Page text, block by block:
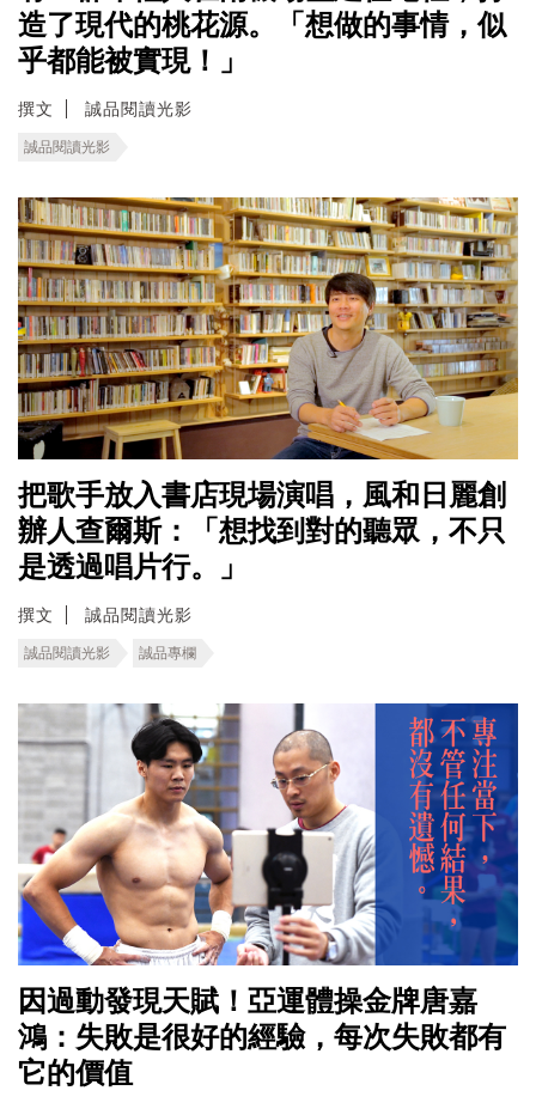
造了現代的桃花源。「想做的事情，似
乎都能被實現！」
撰文 誠品閱讀光影
誠品閱讀光影
把歌手放入書店現場演唱，風和日麗創
辦人查爾斯：「想找到對的聽眾，不只
是透過唱片行。」
撰文 誠品閱讀光影
誠品閱讀光影 誠品專欄
因過動發現天賦！亞運體操金牌唐嘉
鴻：失敗是很好的經驗，每次失敗都有
它的價值